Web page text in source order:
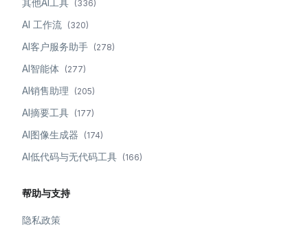
其他AI工具 (336)
AI 工作流 (320)
AI客户服务助手 (278)
AI智能体 (277)
AI销售助理 (205)
AI摘要工具 (177)
AI图像生成器 (174)
AI低代码与无代码工具 (166)
帮助与支持
隐私政策